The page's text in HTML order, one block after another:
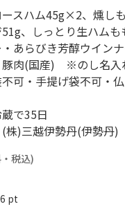
スハム45g×2、燻し
、しっとり生ハムも
・あらびき芳醇ウイ
肉(国産) ※のし名入
可・手提げ袋不可・
で35日
)三越伊勢丹(伊勢丹)
税込)
pt